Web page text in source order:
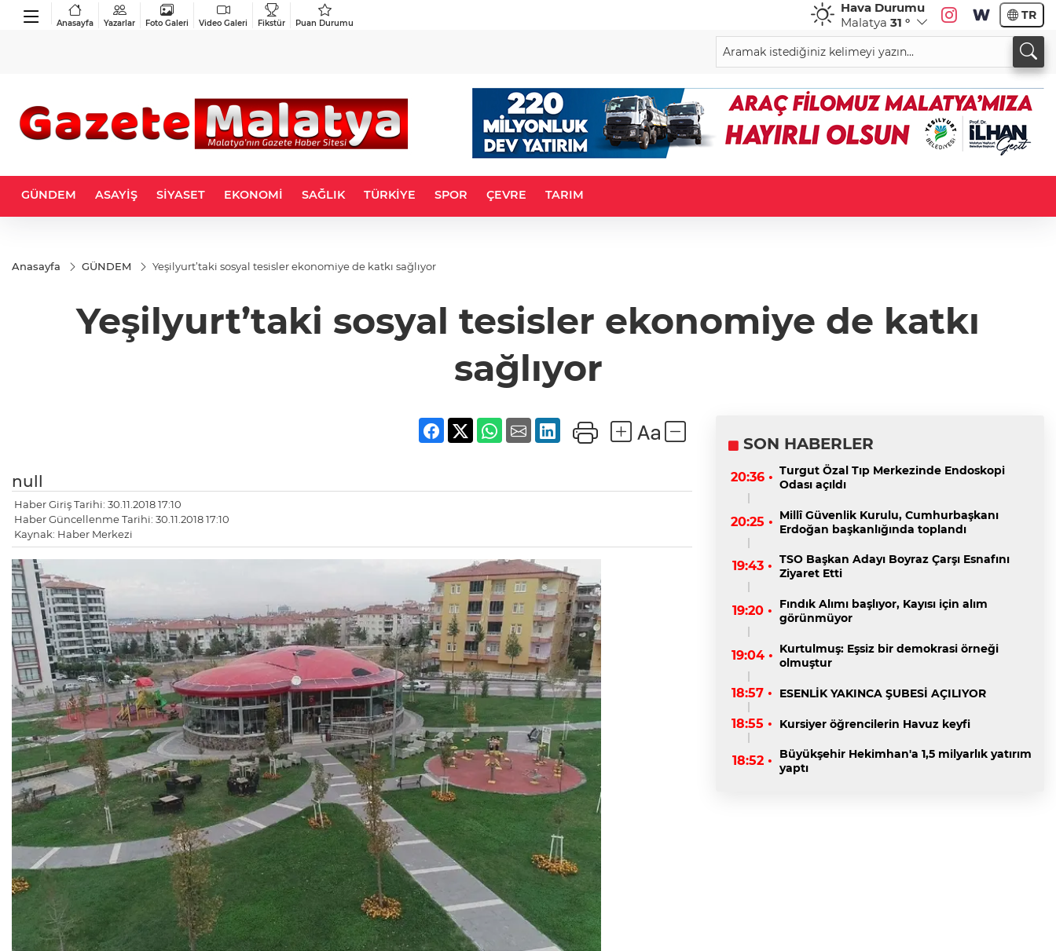
Anasayfa Yazarlar Foto Galeri Video Galeri Fikstür Puan Durumu
Hava Durumu
Malatya 31 ° TR
GÜNDEM ASAYİŞ SİYASET EKONOMİ SAĞLIK TÜRKİYE SPOR ÇEVRE TARIM
Anasayfa GÜNDEM Yeşilyurt’taki sosyal tesisler ekonomiye de katkı sağlıyor
Yeşilyurt’taki sosyal tesisler ekonomiye de katkı
sağlıyor
null
Haber Giriş Tarihi: 30.11.2018 17:10
Haber Güncellenme Tarihi: 30.11.2018 17:10
Kaynak: Haber Merkezi
SON HABERLER
20:36 • Turgut Özal Tıp Merkezinde Endoskopi
Odası açıldı
20:25 • Millî Güvenlik Kurulu, Cumhurbaşkanı
Erdoğan başkanlığında toplandı
19:43 • TSO Başkan Adayı Boyraz Çarşı Esnafını
Ziyaret Etti
19:20 •
Fındık Alımı başlıyor, Kayısı için alım
görünmüyor
19:04 • Kurtulmuş: Eşsiz bir demokrasi örneği
olmuştur
18:57 • ESENLİK YAKINCA ŞUBESİ AÇILIYOR
18:55 • Kursiyer öğrencilerin Havuz keyfi
18:52 •
Büyükşehir Hekimhan'a 1,5 milyarlık yatırım
yaptı